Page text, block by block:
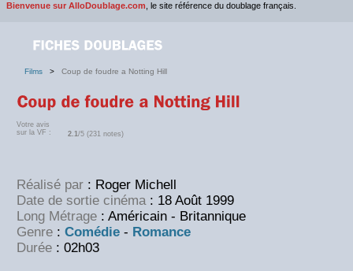
Bienvenue sur AlloDoublage.com , le site référence du doublage français.
Films > Coup de foudre a Notting Hill
Votre avis
sur la VF :
2.1/5 (231 notes)
Réalisé par : Roger Michell
Date de sortie cinéma : 18 Août 1999
Long Métrage : Américain - Britannique
Genre : Comédie - Romance
Durée : 02h03